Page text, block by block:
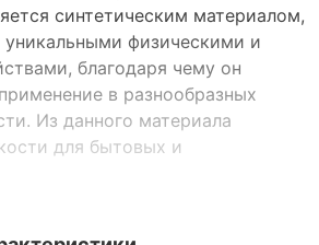
синтетическим материалом,
уникальными физическими и
благодаря чему он
в разнообразных
Из данного материала
для бытовых и
при этом их конструкция и
быть самой разнообразной.